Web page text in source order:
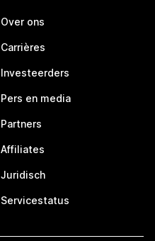
Over ons
Carrières
Investeerders
Pers en media
Partners
Affiliates
Juridisch
Servicestatus